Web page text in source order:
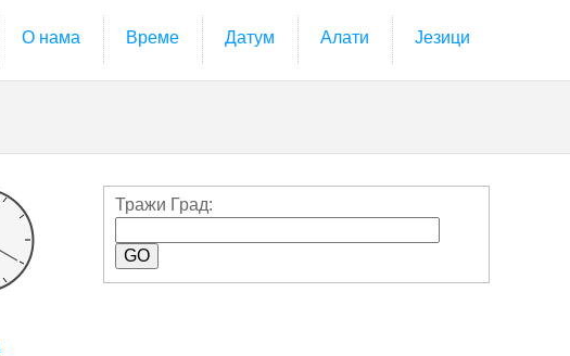
О нама Време Датум Алати Језици
Тражи Град: